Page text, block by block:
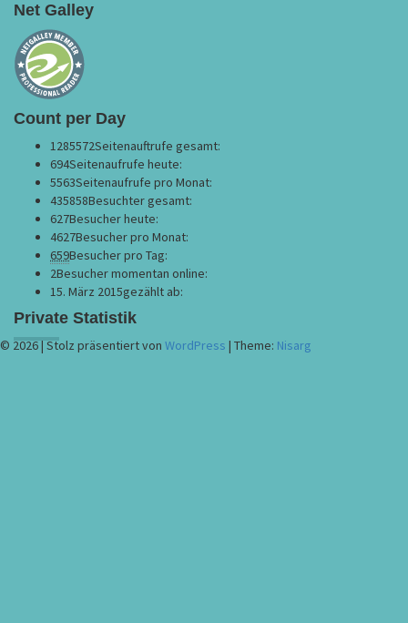
Net Galley
Count per Day
1285572Seitenauftrufe gesamt:
694Seitenaufrufe heute:
5563Seitenaufrufe pro Monat:
435858Besuchter gesamt:
627Besucher heute:
4627Besucher pro Monat:
659Besucher pro Tag:
2Besucher momentan online:
15. März 2015gezählt ab:
Private Statistik
© 2026|Stolz präsentiert von WordPress | Theme: Nisarg